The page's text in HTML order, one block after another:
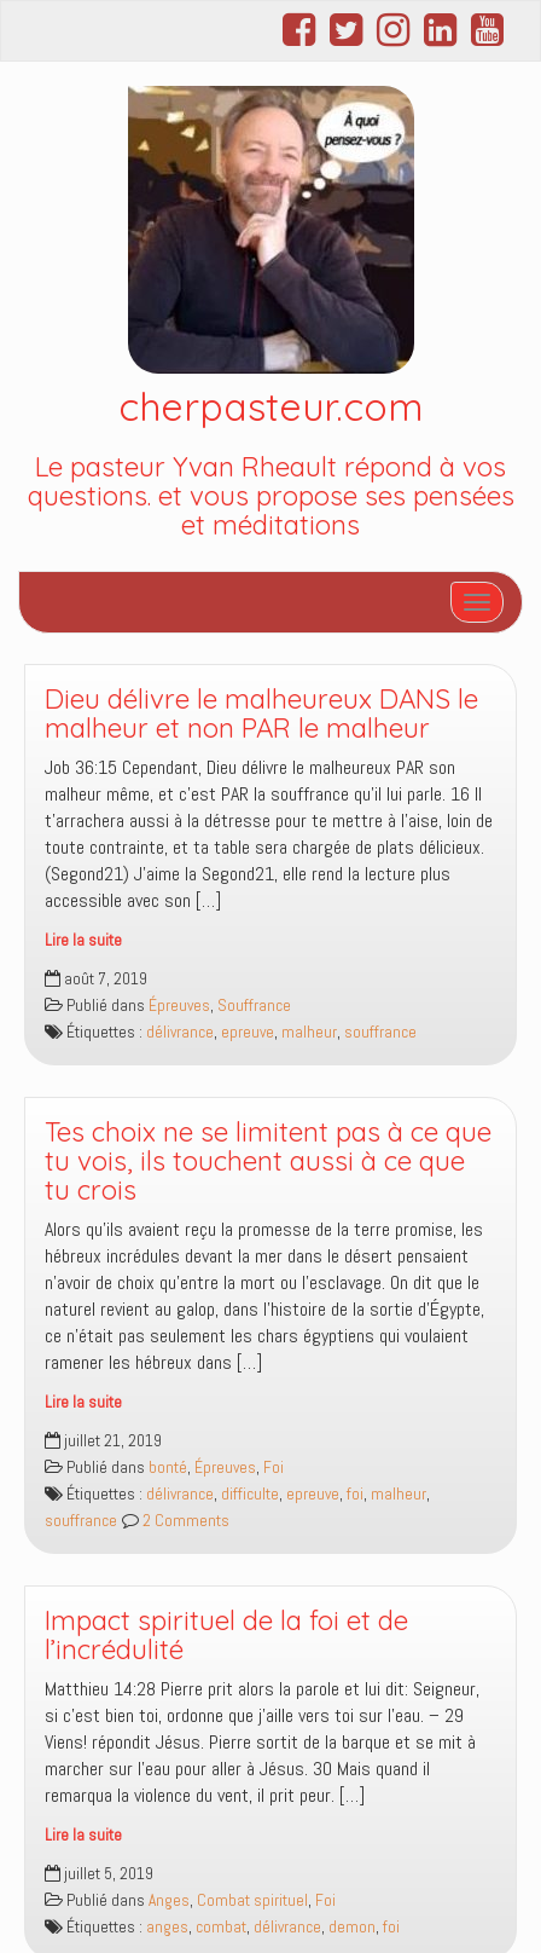
cherpasteur.com
Le pasteur Yvan Rheault répond à vos
questions. et vous propose ses pensées
et méditations
Afficher/
Dieu délivre le malheureux DANS le
malheur et non PAR le malheur
Job 36:15 Cependant, Dieu délivre le malheureux PAR son
malheur même, et c’est PAR la souffrance qu’il lui parle. 16 Il
t’arrachera aussi à la détresse pour te mettre à l’aise, loin de
toute contrainte, et ta table sera chargée de plats délicieux.
(Segond21) J’aime la Segond21, elle rend la lecture plus
accessible avec son […]
Lire la suite
Dieu
délivre
le
malheureux
le
malheur
et
non
PAR
le
malheur
août 7, 2019
Publié dans Épreuves, Souffrance
Étiquettes : délivrance, epreuve, malheur, souffrance
Tes choix ne se limitent pas à ce que
tu vois, ils touchent aussi à ce que
tu crois
Alors qu’ils avaient reçu la promesse de la terre promise, les
hébreux incrédules devant la mer dans le désert pensaient
n’avoir de choix qu’entre la mort ou l’esclavage. On dit que le
naturel revient au galop, dans l’histoire de la sortie d’Égypte,
ce n’était pas seulement les chars égyptiens qui voulaient
ramener les hébreux dans […]
Lire la suite
Tes
choix
ne
se
limitent
à
ce
que
tu
vois,
ils
touchent
aussi
à
ce
tu
crois
juillet 21, 2019
Publié dans bonté, Épreuves, Foi
Étiquettes : délivrance, difficulte, epreuve, foi, malheur,
souffrance
2 Comments
Impact spirituel de la foi et de
l’incrédulité
Matthieu 14:28 Pierre prit alors la parole et lui dit: Seigneur,
si c’est bien toi, ordonne que j’aille vers toi sur l’eau. – 29
Viens! répondit Jésus. Pierre sortit de la barque et se mit à
marcher sur l’eau pour aller à Jésus. 30 Mais quand il
remarqua la violence du vent, il prit peur. […]
Lire la suite
Impact
spirituel
de
la
juillet 5, 2019
Publié dans Anges, Combat spirituel, Foi
Étiquettes : anges, combat, délivrance, demon, foi